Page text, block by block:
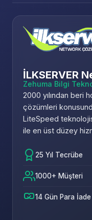
İLKSERVER
Zehuma Bilgi
2000 yılından beri
çözümleri
LiteSpeed
ile en üst düzey
25 Yıl Tecrübe
1000+ Müşteri
14 Gün Para